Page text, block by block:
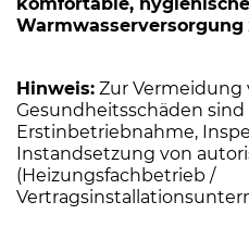
komfortable,
Warmwasserversorgung
Hinweis: Zur Vermeidung
Gesundheitsschäden
Erstinbetriebnahme,
Instandsetzung von
(Heizungsfachbetrieb /